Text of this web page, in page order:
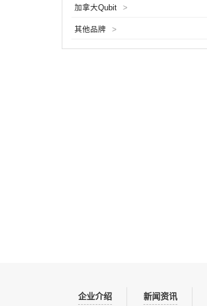
加拿大Qubit >
其他品牌 >
企业介绍 新闻资讯